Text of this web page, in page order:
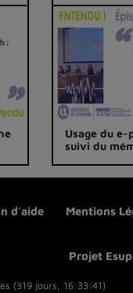
Usage du
suivi du
d'aide Mentions
Projet
(319 jours, 16:33:41)